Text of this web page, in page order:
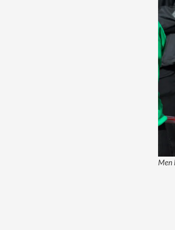
Men